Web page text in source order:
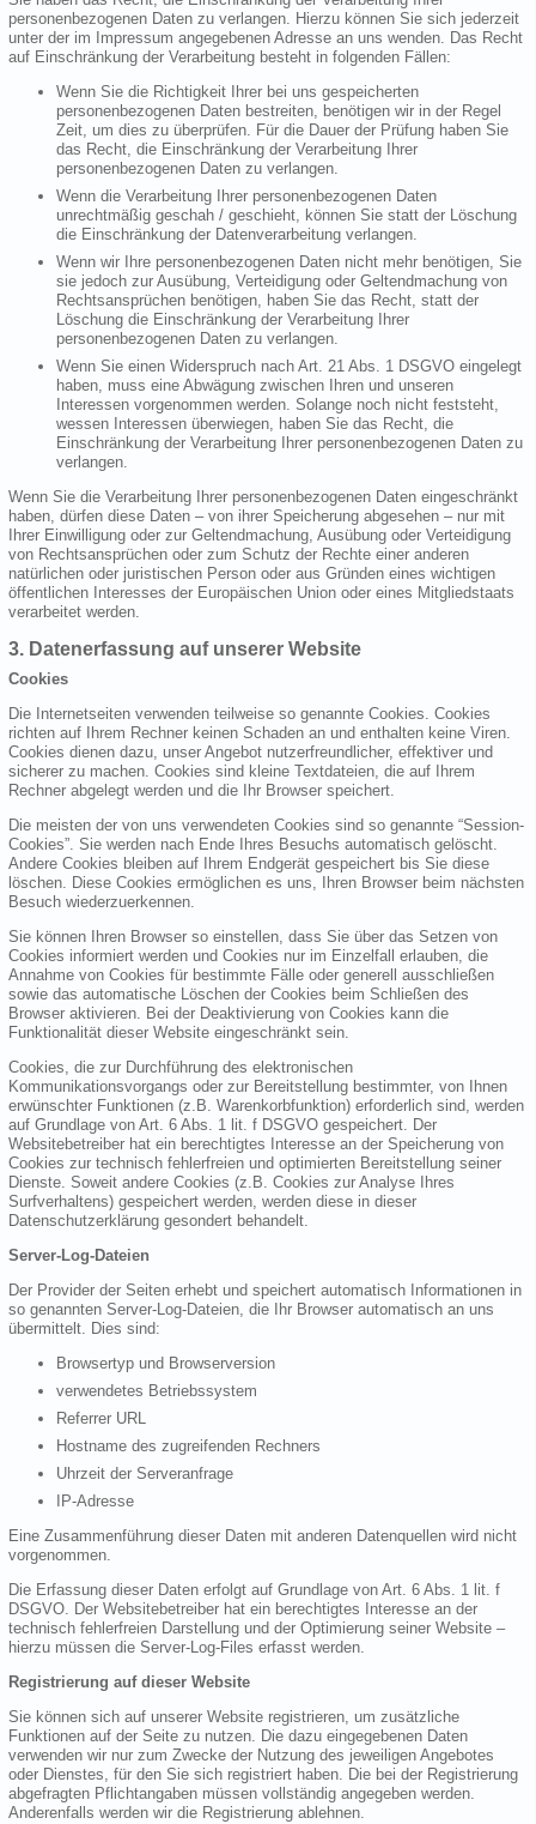
personenbezogenen Daten zu verlangen. Hierzu können Sie sich jederzeit
unter der im Impressum angegebenen Adresse an uns wenden. Das Recht
auf Einschränkung der Verarbeitung besteht in folgenden Fällen:
Wenn Sie die Richtigkeit Ihrer bei uns gespeicherten
personenbezogenen Daten bestreiten, benötigen wir in der Regel
Zeit, um dies zu überprüfen. Für die Dauer der Prüfung haben Sie
das Recht, die Einschränkung der Verarbeitung Ihrer
personenbezogenen Daten zu verlangen.
Wenn die Verarbeitung Ihrer personenbezogenen Daten
unrechtmäßig geschah / geschieht, können Sie statt der Löschung
die Einschränkung der Datenverarbeitung verlangen.
Wenn wir Ihre personenbezogenen Daten nicht mehr benötigen, Sie
sie jedoch zur Ausübung, Verteidigung oder Geltendmachung von
Rechtsansprüchen benötigen, haben Sie das Recht, statt der
Löschung die Einschränkung der Verarbeitung Ihrer
personenbezogenen Daten zu verlangen.
Wenn Sie einen Widerspruch nach Art. 21 Abs. 1 DSGVO eingelegt
haben, muss eine Abwägung zwischen Ihren und unseren
Interessen vorgenommen werden. Solange noch nicht feststeht,
wessen Interessen überwiegen, haben Sie das Recht, die
Einschränkung der Verarbeitung Ihrer personenbezogenen Daten zu
verlangen.
Wenn Sie die Verarbeitung Ihrer personenbezogenen Daten eingeschränkt
haben, dürfen diese Daten – von ihrer Speicherung abgesehen – nur mit
Ihrer Einwilligung oder zur Geltendmachung, Ausübung oder Verteidigung
von Rechtsansprüchen oder zum Schutz der Rechte einer anderen
natürlichen oder juristischen Person oder aus Gründen eines wichtigen
öffentlichen Interesses der Europäischen Union oder eines Mitgliedstaats
verarbeitet werden.
3. Datenerfassung auf unserer Website
Cookies
Die Internetseiten verwenden teilweise so genannte Cookies. Cookies
richten auf Ihrem Rechner keinen Schaden an und enthalten keine Viren.
Cookies dienen dazu, unser Angebot nutzerfreundlicher, effektiver und
sicherer zu machen. Cookies sind kleine Textdateien, die auf Ihrem
Rechner abgelegt werden und die Ihr Browser speichert.
Die meisten der von uns verwendeten Cookies sind so genannte “Session-
Cookies”. Sie werden nach Ende Ihres Besuchs automatisch gelöscht.
Andere Cookies bleiben auf Ihrem Endgerät gespeichert bis Sie diese
löschen. Diese Cookies ermöglichen es uns, Ihren Browser beim nächsten
Besuch wiederzuerkennen.
Sie können Ihren Browser so einstellen, dass Sie über das Setzen von
Cookies informiert werden und Cookies nur im Einzelfall erlauben, die
Annahme von Cookies für bestimmte Fälle oder generell ausschließen
sowie das automatische Löschen der Cookies beim Schließen des
Browser aktivieren. Bei der Deaktivierung von Cookies kann die
Funktionalität dieser Website eingeschränkt sein.
Cookies, die zur Durchführung des elektronischen
Kommunikationsvorgangs oder zur Bereitstellung bestimmter, von Ihnen
erwünschter Funktionen (z.B. Warenkorbfunktion) erforderlich sind, werden
auf Grundlage von Art. 6 Abs. 1 lit. f DSGVO gespeichert. Der
Websitebetreiber hat ein berechtigtes Interesse an der Speicherung von
Cookies zur technisch fehlerfreien und optimierten Bereitstellung seiner
Dienste. Soweit andere Cookies (z.B. Cookies zur Analyse Ihres
Surfverhaltens) gespeichert werden, werden diese in dieser
Datenschutzerklärung gesondert behandelt.
Server-Log-Dateien
Der Provider der Seiten erhebt und speichert automatisch Informationen in
so genannten Server-Log-Dateien, die Ihr Browser automatisch an uns
übermittelt. Dies sind:
Browsertyp und Browserversion
verwendetes Betriebssystem
Referrer URL
Hostname des zugreifenden Rechners
Uhrzeit der Serveranfrage
IP-Adresse
Eine Zusammenführung dieser Daten mit anderen Datenquellen wird nicht
vorgenommen.
Die Erfassung dieser Daten erfolgt auf Grundlage von Art. 6 Abs. 1 lit. f
DSGVO. Der Websitebetreiber hat ein berechtigtes Interesse an der
technisch fehlerfreien Darstellung und der Optimierung seiner Website –
hierzu müssen die Server-Log-Files erfasst werden.
Registrierung auf dieser Website
Sie können sich auf unserer Website registrieren, um zusätzliche
Funktionen auf der Seite zu nutzen. Die dazu eingegebenen Daten
verwenden wir nur zum Zwecke der Nutzung des jeweiligen Angebotes
oder Dienstes, für den Sie sich registriert haben. Die bei der Registrierung
abgefragten Pflichtangaben müssen vollständig angegeben werden.
Anderenfalls werden wir die Registrierung ablehnen.